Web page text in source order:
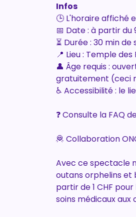
Infos
🕒 L'horaire affiché
📅 Date : à partir
⏳ Durée : 30 min
📍 Lieu : Temple des
👤 Âge requis :
gratuitement (ceci
♿ Accessibilité : le
❓ Consulte la FAQ
🦧 Collaboration
Avec ce spectacle
outans orphelins et
partir de 1 CHF
soins médicaux